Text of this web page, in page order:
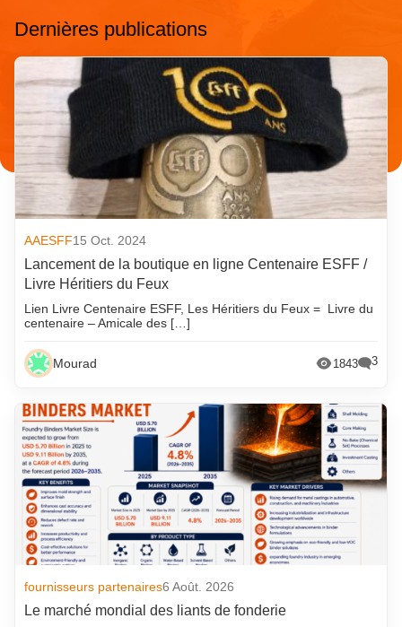
Dernières publications
AAESFF15 Oct. 2024
Lancement de la boutique en ligne Centenaire ESFF /
Livre Héritiers du Feux
Lien Livre Centenaire ESFF, Les Héritiers du Feux = Livre du
centenaire – Amicale des […]
Mourad 1843 3
fournisseurs partenaires6 Août. 2026
Le marché mondial des liants de fonderie